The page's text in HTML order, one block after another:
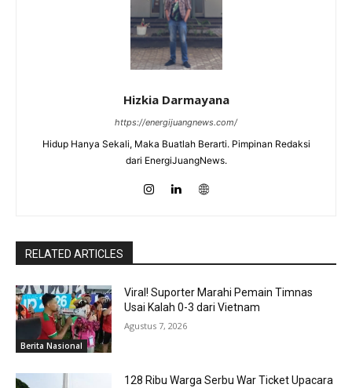
Hizkia Darmayana
https://energijuangnews.com/
Hidup Hanya Sekali, Maka Buatlah Berarti. Pimpinan Redaksi
dari EnergiJuangNews.
RELATED ARTICLES
Berita Nasional
Viral! Suporter Marahi Pemain Timnas
Usai Kalah 0-3 dari Vietnam
Agustus 7, 2026
128 Ribu Warga Serbu War Ticket Upacara